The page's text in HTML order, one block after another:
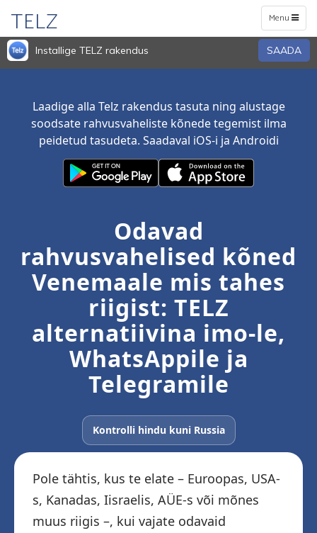
Toggle
navigation
Menu
TELZ
Installige TELZ rakendus SAADA
Laadige alla Telz rakendus tasuta ning alustage
soodsate rahvusvaheliste kõnede tegemist ilma
peidetud tasudeta. Saadaval iOS-i ja Androidi
Odavad
rahvusvahelised kõned
Venemaale mis tahes
riigist: TELZ
alternatiivina imo-le,
WhatsAppile ja
Telegramile
Kontrolli hindu kuni Russia
Pole tähtis, kus te elate – Euroopas, USA-
s, Kanadas, Iisraelis, AÜE-s või mõnes
muus riigis –, kui vajate odavaid